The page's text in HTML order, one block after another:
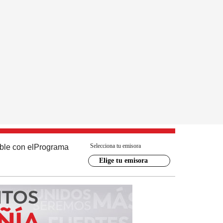
con el Programa Selecciona tu emisora
Elige tu emisora